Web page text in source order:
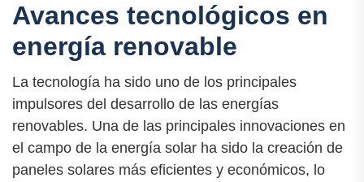
Avances tecnológicos en
energía renovable
La tecnología ha sido uno de los principales
impulsores del desarrollo de las energías
renovables. Una de las principales innovaciones en
el campo de la energía solar ha sido la creación de
paneles solares más eficientes y económicos, lo